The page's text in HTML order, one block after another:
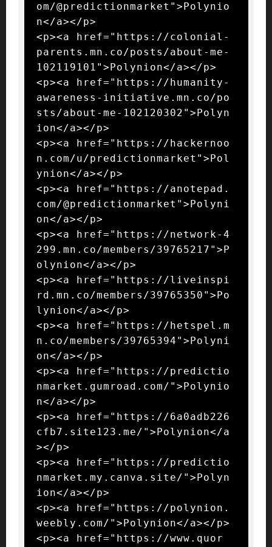
om/@predictionmarket">Polynio
n</a></p>
<p><a href="https://colonial-
parents.mn.co/posts/about-me-
102119101">Polynion</a></p>
<p><a href="https://humanity-
awareness-initiative.mn.co/po
sts/about-me-102120302">Polyn
ion</a></p>
<p><a href="https://hackernoo
n.com/u/predictionmarket">Pol
ynion</a></p>
<p><a href="https://anotepad.
com/@predictionmarket">Polyni
on</a></p>
<p><a href="https://network-4
299.mn.co/members/39765217">P
olynion</a></p>
<p><a href="https://liveinspi
rd.mn.co/members/39765350">Po
lynion</a></p>
<p><a href="https://hetspel.m
n.co/members/39765394">Polyni
on</a></p>
<p><a href="https://predictio
nmarket.gumroad.com/">Polynio
n</a></p>
<p><a href="https://6a0adb226
cfb7.site123.me/">Polynion</a
></p>
<p><a href="https://predictio
nmarket.my.canva.site/">Polyn
ion</a></p>
<p><a href="https://polynion.
weebly.com/">Polynion</a></p>
<p><a href="https://www.quor